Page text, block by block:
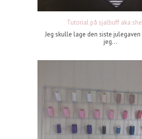
Tutorial på sjalbuff aka
Jeg skulle lage den siste
jeg...